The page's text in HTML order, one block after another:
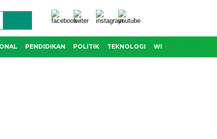
PENDIDIKAN POLITIK TEKNOLOGI WISATA & BUDAYA